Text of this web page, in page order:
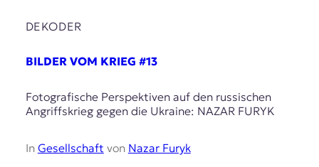
DEKODER
BILDER VOM KRIEG #13
Fotografische Perspektiven auf den russischen
Angriffskrieg gegen die Ukraine: NAZAR FURYK
In Gesellschaft von Nazar Furyk